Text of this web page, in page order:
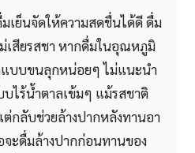
เย็นจัดให้ความสดชื่นได้ดี ดื่ม
เสียรสชา หากดื่มในอุณหภูมิ
บบขนลุกหน่อยๆ ไม่แนะนำ
ไร้น้ำตาลเข้มๆ แม้รสชาติ
กลับช่วยล้างปากหลังทานอา
จะดื่มล้างปากก่อนทานของ